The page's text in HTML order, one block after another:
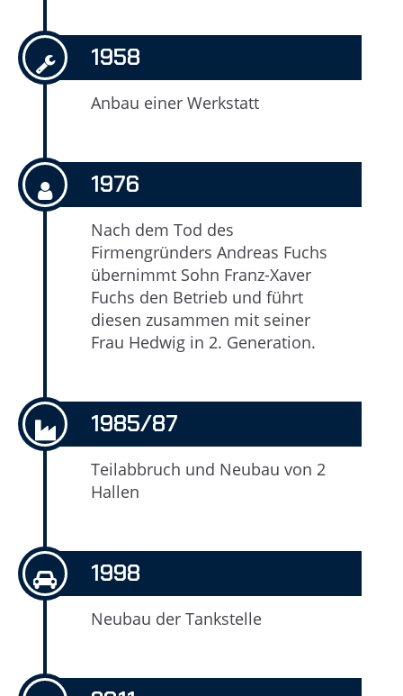
1958
Anbau einer Werkstatt
1976
Nach dem Tod des
Firmengründers Andreas Fuchs
übernimmt Sohn Franz-Xaver
Fuchs den Betrieb und führt
diesen zusammen mit seiner
Frau Hedwig in 2. Generation.
1985/87
Teilabbruch und Neubau von 2
Hallen
1998
Neubau der Tankstelle